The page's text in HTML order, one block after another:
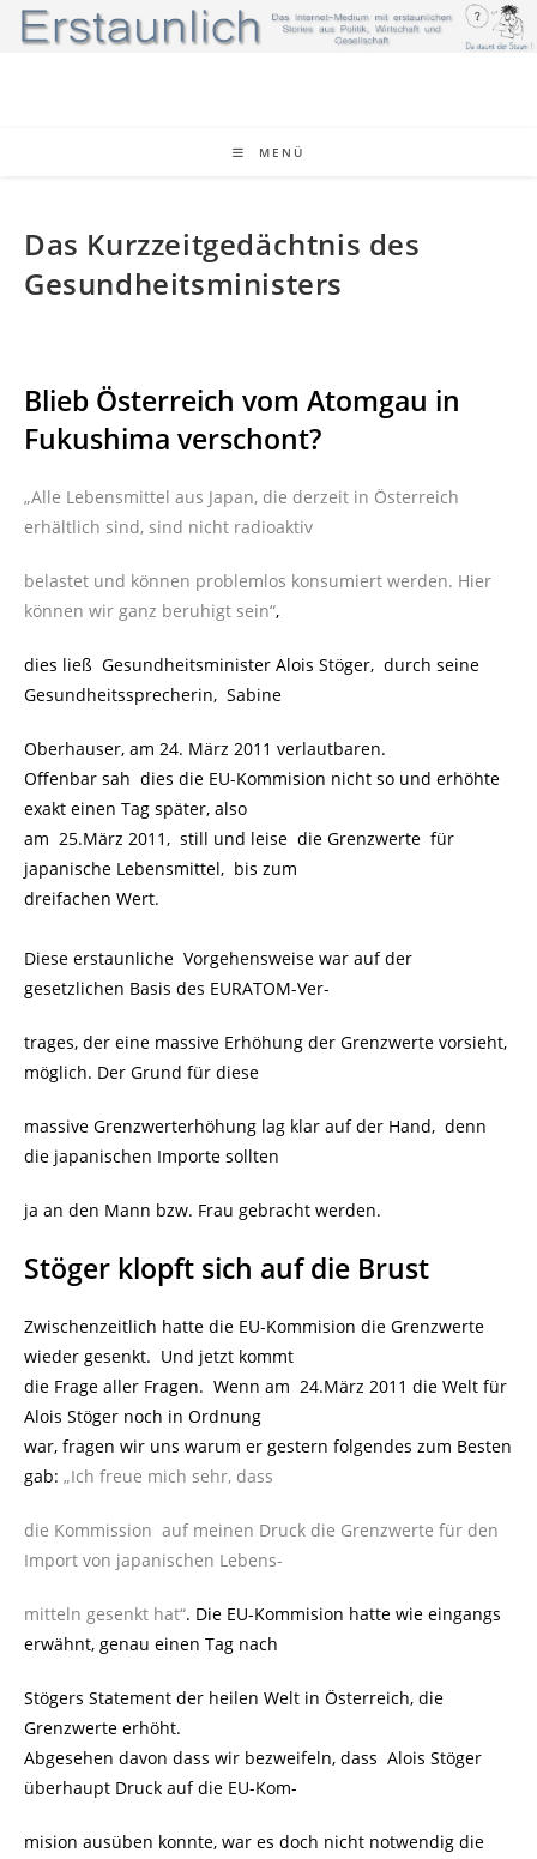
Zum
Inhalt
MENÜ
Das Kurzzeitgedächtnis des
Gesundheitsministers
Blieb Österreich vom Atomgau in
Fukushima verschont?
„Alle Lebensmittel aus Japan, die derzeit in Österreich
erhältlich sind, sind nicht radioaktiv
belastet und können problemlos konsumiert werden. Hier
können wir ganz beruhigt sein“,
dies ließ Gesundheitsminister Alois Stöger, durch seine
Gesundheitssprecherin, Sabine
Oberhauser, am 24. März 2011 verlautbaren.
Offenbar sah dies die EU-Kommision nicht so und erhöhte
exakt einen Tag später, also
am 25.März 2011, still und leise die Grenzwerte für
japanische Lebensmittel, bis zum
dreifachen Wert.
Diese erstaunliche Vorgehensweise war auf der
gesetzlichen Basis des EURATOM-Ver-
trages, der eine massive Erhöhung der Grenzwerte vorsieht,
möglich. Der Grund für diese
massive Grenzwerterhöhung lag klar auf der Hand, denn
die japanischen Importe sollten
ja an den Mann bzw. Frau gebracht werden.
Stöger klopft sich auf die Brust
Zwischenzeitlich hatte die EU-Kommision die Grenzwerte
wieder gesenkt. Und jetzt kommt
die Frage aller Fragen. Wenn am 24.März 2011 die Welt für
Alois Stöger noch in Ordnung
war, fragen wir uns warum er gestern folgendes zum Besten
gab: „Ich freue mich sehr, dass
die Kommission auf meinen Druck die Grenzwerte für den
Import von japanischen Lebens-
mitteln gesenkt hat“. Die EU-Kommision hatte wie eingangs
erwähnt, genau einen Tag nach
Stögers Statement der heilen Welt in Österreich, die
Grenzwerte erhöht.
Abgesehen davon dass wir bezweifeln, dass Alois Stöger
überhaupt Druck auf die EU-Kom-
mision ausüben konnte, war es doch nicht notwendig die